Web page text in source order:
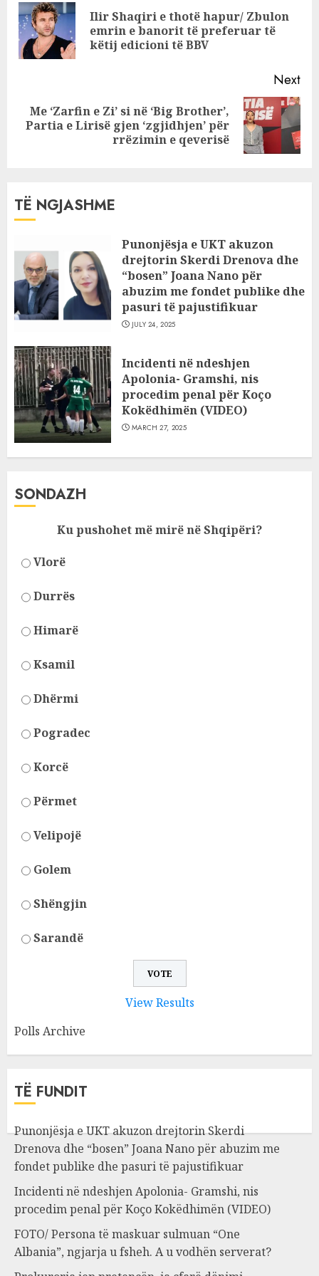
agjentë nga
Tirana zbarkuan
dje në bashki?
ReadingIlir Shaqiri e thotë hapur/ Zbulon
emrin e banorit të preferuar të
këtij edicioni të BBV
Next
Next
Me ‘Zarfin e Zi’ si në ‘Big Brother’,
Partia e Lirisë gjen ‘zgjidhjen’ për
rrëzimin e qeverisë
TË NGJASHME
Punonjësja e UKT akuzon
drejtorin Skerdi Drenova dhe
“bosen” Joana Nano për
abuzim me fondet publike dhe
pasuri të pajustifikuar
JULY 24, 2025
Incidenti në ndeshjen
Apolonia- Gramshi, nis
procedim penal për Koço
Kokëdhimën (VIDEO)
MARCH 27, 2025
SONDAZH
Ku pushohet më mirë në Shqipëri?
Vlorë
Durrës
Himarë
Ksamil
Dhërmi
Pogradec
Korcë
Përmet
Velipojë
Golem
Shëngjin
Sarandë
View Results
Polls Archive
TË FUNDIT
Punonjësja e UKT akuzon drejtorin Skerdi
Drenova dhe “bosen” Joana Nano për abuzim me
fondet publike dhe pasuri të pajustifikuar
Incidenti në ndeshjen Apolonia- Gramshi, nis
procedim penal për Koço Kokëdhimën (VIDEO)
FOTO/ Persona të maskuar sulmuan “One
Albania”, ngjarja u fsheh. A u vodhën serverat?